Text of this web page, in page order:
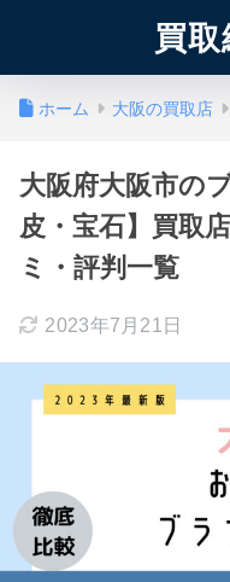
買
ホーム 大阪の買取店
大阪府大阪市の
皮・宝石】買取
ミ・評判一覧
2023年7月21日